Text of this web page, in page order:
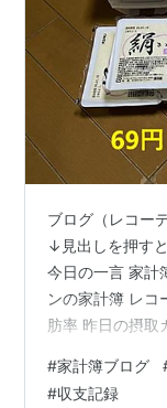
ブログ（レコー
↓見出しを押す
今日の一言 家計
ンの家計簿 レコ
肪率 昨日の摂取
ログ」です。 1
キング参加中【
#家計簿ブログ
#収支記録